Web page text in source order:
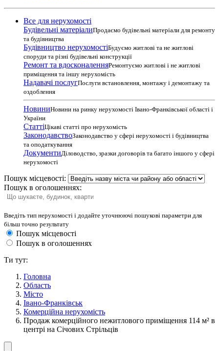
Все для нерухомості
Будівельні матеріалиПродаємо будівельні матеріали для ремонту
та будівництва
Будівництво нерухомостіБудуємо житлові та не житлові
споруди та різні будівельні конструкції
Ремонт та вдосконаленняРемонтуємо житлові і не житлові
приміщення та іншу нерухомість
Надавачі послугПослуги встановлення, монтажу і демонтажу та
оздоблення
НовиниНовини на ринку нерухомості Івано-Франківської області і
України
СтаттіЦікаві статті про нерухомість
ЗаконодавствоЗаконодавство у сфері нерухомості і будівництва
та оподаткування
ДокументиДіловодство, зразки договорів та багато іншого у сфері
нерухомості
Пошук місцевості:
Пошук в оголошеннях:
Введіть тип нерухомості і додайте уточнюючі пошукові параметри для
більш точно результату
Пошук місцевості
Пошук в оголошеннях
Ти тут:
Головна
Область
Місто
Івано-Франківськ
Комерційна нерухомість
Продаж комерційного нежитлового приміщення 114 м² в
центрі на Січових Стрільців